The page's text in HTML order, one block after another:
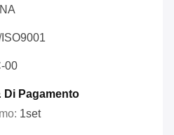
00
Di Pagamento
1set